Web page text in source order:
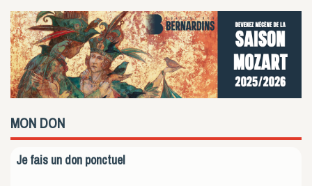
MON DON
Je fais un don ponctuel